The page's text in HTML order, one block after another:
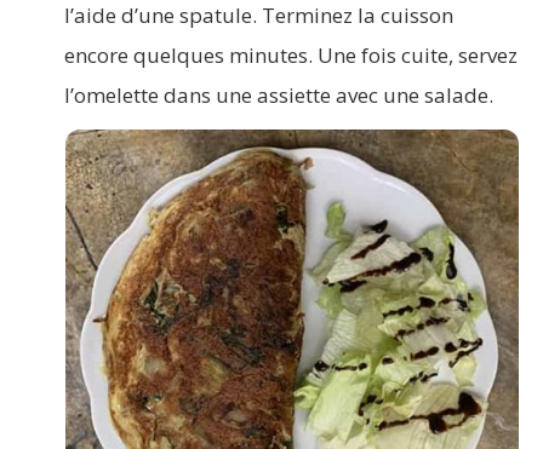
l’aide d’une spatule. Terminez la cuisson
encore quelques minutes. Une fois cuite, servez
l’omelette dans une assiette avec une salade.